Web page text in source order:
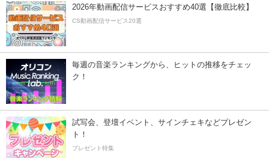
2026年動画配信サービスおすすめ40選【徹底比較】
CS動画配信サービス20選
毎週の音楽ランキングから、ヒットの推移をチェッ
ク！
試写会、登壇イベント、サインチェキなどプレゼン
ト！
プレゼント特集